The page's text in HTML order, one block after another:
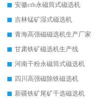
安徽ctb永磁筒式磁选机
吉林锰矿湿式磁选机
青海高强磁磁选机生产厂家
甘肃铁矿磁选机生产线
河南干粉永磁筒式磁选机
四川高强磁除铁磁选机
新疆铁矿尾矿干选磁选机